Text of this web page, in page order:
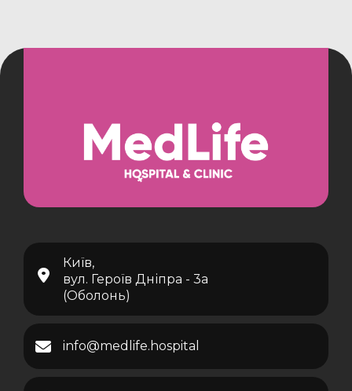
Київ,
вул. Героїв Дніпра - 3а
(Оболонь)
info@medlife.hospital